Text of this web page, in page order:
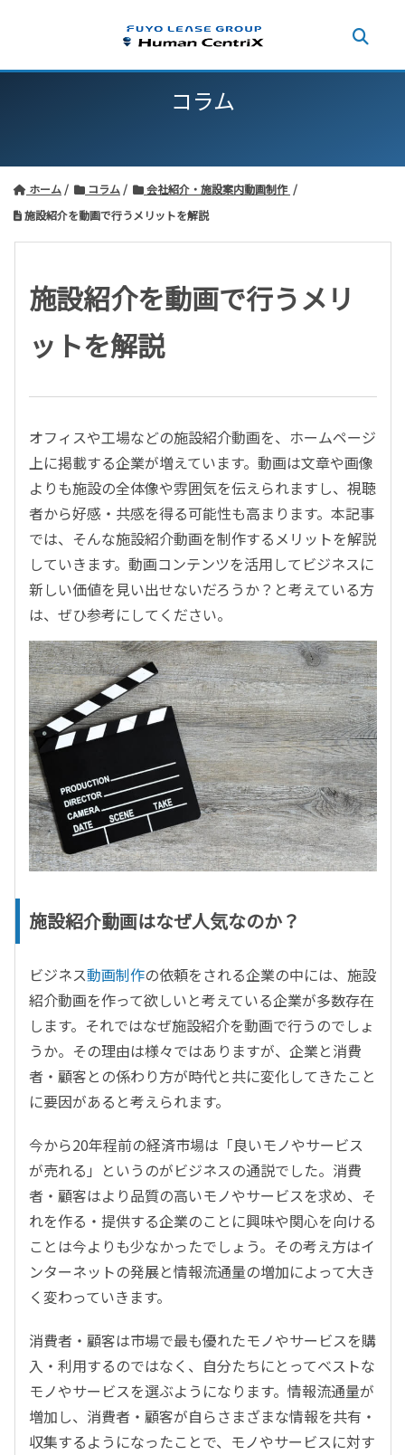
コラム
ホーム コラム
会社紹介・施設案内動画制作
施設紹介を動画で行うメリットを解説
施設紹介を動画で行うメリ
ットを解説
オフィスや工場などの施設紹介動画を、ホームページ
上に掲載する企業が増えています。動画は文章や画像
よりも施設の全体像や雰囲気を伝えられますし、視聴
者から好感・共感を得る可能性も高まります。本記事
では、そんな施設紹介動画を制作するメリットを解説
していきます。動画コンテンツを活用してビジネスに
新しい価値を見い出せないだろうか？と考えている方
は、ぜひ参考にしてください。
施設紹介動画はなぜ人気なのか？
ビジネス動画制作の依頼をされる企業の中には、施設
紹介動画を作って欲しいと考えている企業が多数存在
します。それではなぜ施設紹介を動画で行うのでしょ
うか。その理由は様々ではありますが、企業と消費
者・顧客との係わり方が時代と共に変化してきたこと
に要因があると考えられます。
今から20年程前の経済市場は「良いモノやサービス
が売れる」というのがビジネスの通説でした。消費
者・顧客はより品質の高いモノやサービスを求め、そ
れを作る・提供する企業のことに興味や関心を向ける
ことは今よりも少なかったでしょう。その考え方はイ
ンターネットの発展と情報流通量の増加によって大き
く変わっていきます。
消費者・顧客は市場で最も優れたモノやサービスを購
入・利用するのではなく、自分たちにとってベストな
モノやサービスを選ぶようになります。情報流通量が
増加し、消費者・顧客が自らさまざまな情報を共有・
収集するようになったことで、モノやサービスに対す